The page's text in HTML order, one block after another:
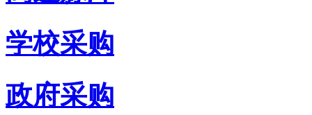
学校采购
政府采购